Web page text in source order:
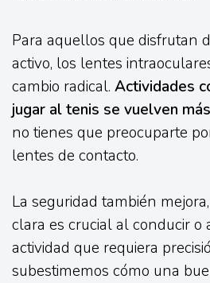
Para aquellos que disfrutan
activo, los lentes
cambio radical. Actividades
jugar al tenis se vuelven
no tienes que preocuparte
lentes de contacto.
La seguridad también
clara es crucial al conducir o
actividad que requiera
subestimemos cómo una